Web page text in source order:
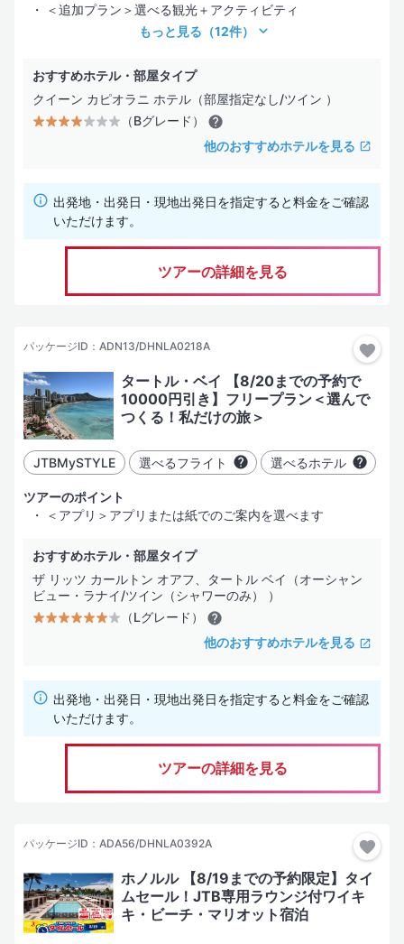
＜追加プラン＞選べる観光＋アクティビティ
もっと見る （12件）
おすすめホテル・部屋タイプ
クイーン カピオラニ ホテル（部屋指定なし/ツイン ）
（Bグレード）
他のおすすめホテルを見る
出発地・出発日・現地出発日を指定すると料金をご確認
いただけます。
ツアーの詳細を見る
パッケージID：ADN13/DHNLA0218A
タートル・ベイ 【8/20までの予約で
10000円引き】フリープラン＜選んで
つくる！私だけの旅＞
JTBMySTYLE 選べるフライト 選べるホテル
ツアーのポイント
＜アプリ＞アプリまたは紙でのご案内を選べます
おすすめホテル・部屋タイプ
ザ リッツ カールトン オアフ、タートル ベイ（オーシャン
ビュー・ラナイ/ツイン（シャワーのみ） ）
（Lグレード）
他のおすすめホテルを見る
出発地・出発日・現地出発日を指定すると料金をご確認
いただけます。
ツアーの詳細を見る
パッケージID：ADA56/DHNLA0392A
ホノルル 【8/19までの予約限定】タイ
ムセール！JTB専用ラウンジ付ワイキ
キ・ビーチ・マリオット宿泊